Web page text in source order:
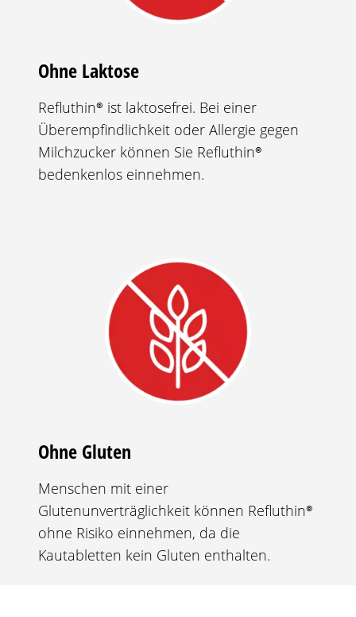
Ohne Laktose
Refluthin® ist laktosefrei. Bei einer
Überempfindlichkeit oder Allergie gegen
Milchzucker können Sie Refluthin®
bedenkenlos einnehmen.
Ohne Gluten
Menschen mit einer
Glutenunverträglichkeit können Refluthin®
ohne Risiko einnehmen, da die
Kautabletten kein Gluten enthalten.